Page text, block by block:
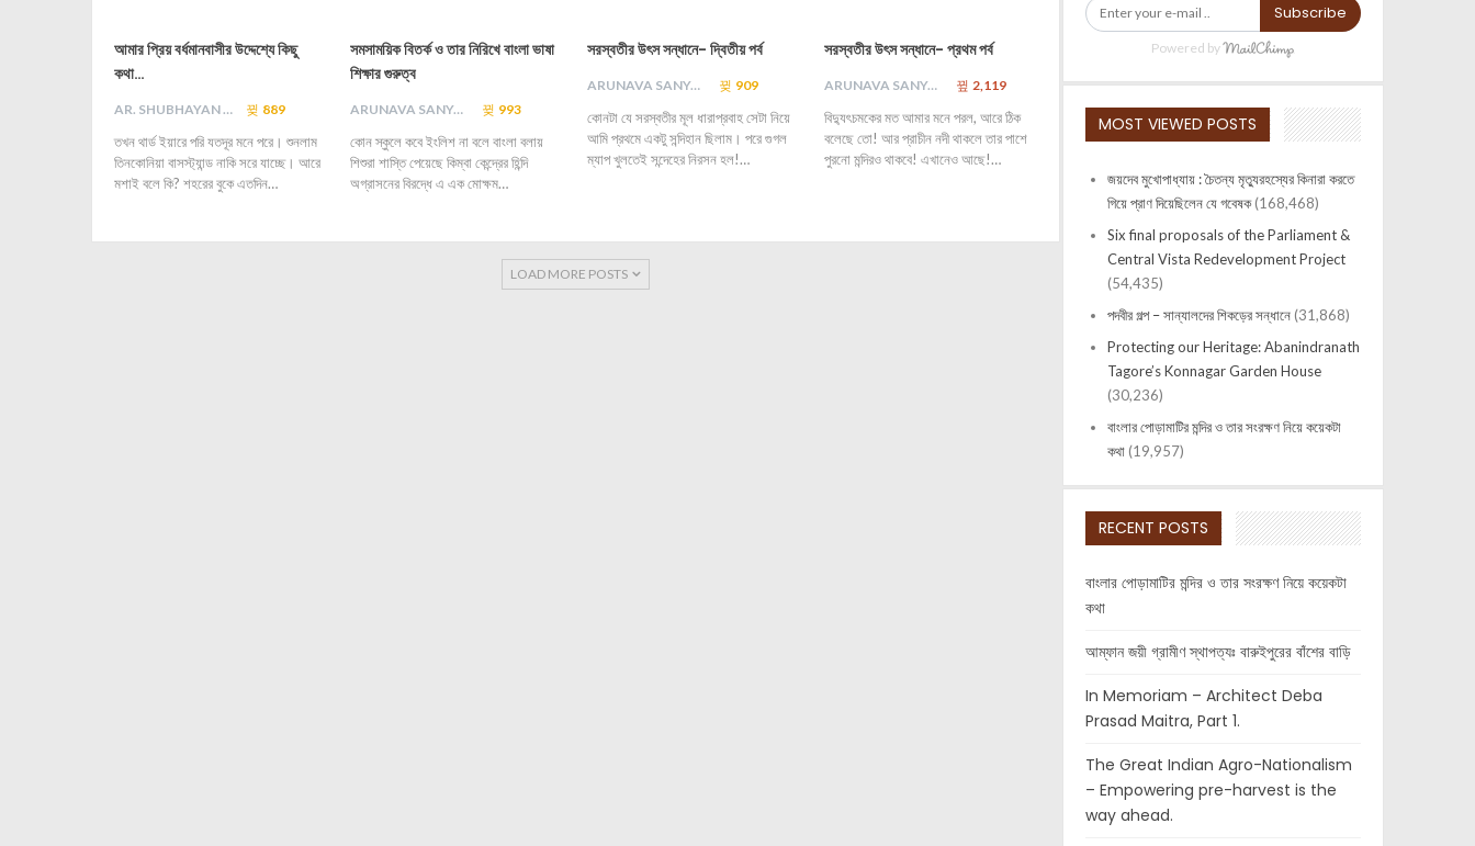
আমার প্রিয় বর্ধমানবাসীর উদ্দেশ্যে কিছু
কথা…
AR. SHUBHAYAN M 889
তখন থার্ড ইয়ারে পরি যতদূর মনে পরে। শুনলাম
তিনকোনিয়া বাসস্ট্যান্ড নাকি সরে যাচ্ছে। আরে
মশাই বলে কি? শহরের বুকে এতদিন…
সমসাময়িক বিতর্ক ও তার নিরিখে বাংলা ভাষা
শিক্ষার গুরুত্ব
ARUNAVA SANYAL 993
কোন স্কুলে কবে ইংলিশ না বলে বাংলা বলায়
শিশুরা শাস্তি পেয়েছে কিম্বা কেন্দ্রের হিন্দি
অগ্রাসনের বিরদ্ধে এ এক মোক্ষম…
সরস্বতীর উৎস সন্ধানে- দ্বিতীয় পর্ব
ARUNAVA SANYAL 909
কোনটা যে সরস্বতীর মূল ধারাপ্রবাহ সেটা নিয়ে
আমি প্রথমে একটু সন্দিহান ছিলাম। পরে গুগল
ম্যাপ খুলতেই সন্দেহের নিরসন হল!…
সরস্বতীর উৎস সন্ধানে- প্রথম পর্ব
ARUNAVA SANYAL 2,119
বিদ্যুৎচমকের মত আমার মনে পরল, আরে ঠিক
বলেছে তো! আর প্রাচীন নদী থাকলে তার পাশে
পুরনো মন্দিরও থাকবে! এখানেও আছে!…
LOAD MORE POSTS
Subscribe
Powered by
MOST VIEWED POSTS
জয়দেব মুখোপাধ্যায় : চৈতন্য মৃত্যুরহস্যের কিনারা করতে
গিয়ে প্রাণ দিয়েছিলেন যে গবেষক (168,468)
Six final proposals of the Parliament &
Central Vista Redevelopment Project
(54,435)
পদবীর গল্প – সান্যালদের শিকড়ের সন্ধানে (31,868)
Protecting our Heritage: Abanindranath
Tagore’s Konnagar Garden House
(30,236)
বাংলার পোড়ামাটির মন্দির ও তার সংরক্ষণ নিয়ে কয়েকটা
কথা (19,957)
RECENT POSTS
বাংলার পোড়ামাটির মন্দির ও তার সংরক্ষণ নিয়ে কয়েকটা
কথা
আম্ফান জয়ী গ্রামীণ স্থাপত্যঃ বারুইপুরের বাঁশের বাড়ি
In Memoriam – Architect Deba
Prasad Maitra, Part 1.
The Great Indian Agro-Nationalism
– Empowering pre-harvest is the
way ahead.